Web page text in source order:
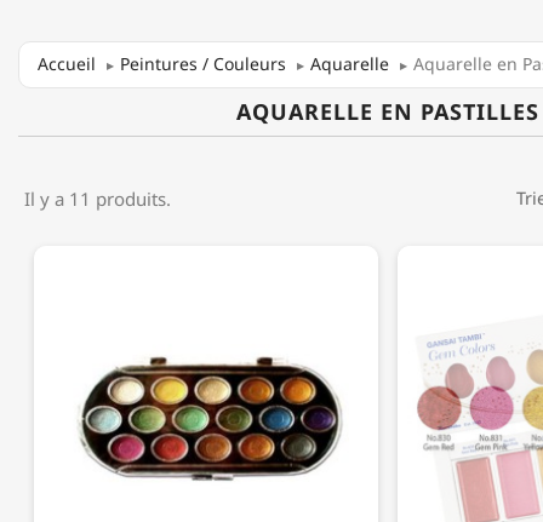
Accueil Peintures / Couleurs Aquarelle Aquarelle en
AQUARELLE EN PASTILLES
Il y a 11 produits.